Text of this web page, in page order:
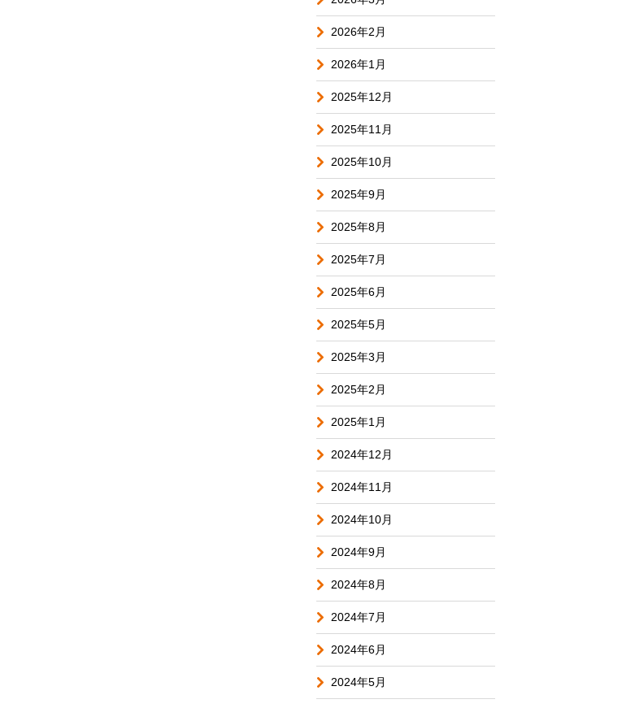
2026年2月
2026年1月
2025年12月
2025年11月
2025年10月
2025年9月
2025年8月
2025年7月
2025年6月
2025年5月
2025年3月
2025年2月
2025年1月
2024年12月
2024年11月
2024年10月
2024年9月
2024年8月
2024年7月
2024年6月
2024年5月